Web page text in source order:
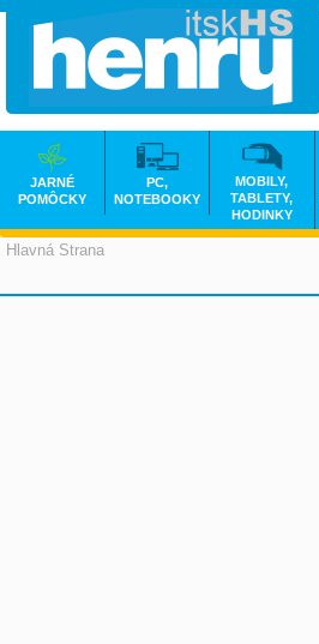
Hlavná Strana
JARNÉ
POMÔCKY
PC,
NOTEBOOKY
MOBILY,
TABLETY,
HODINKY